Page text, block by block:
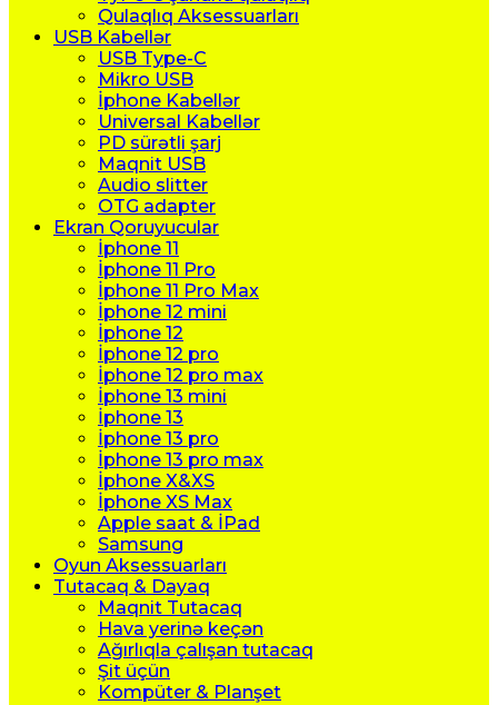
Qulaqlıq Aksessuarları
USB Kabellər
USB Type-C
Mikro USB
İphone Kabellər
Universal Kabellər
PD sürətli şarj
Maqnit USB
Audio slitter
OTG adapter
Ekran Qoruyucular
İphone 11
İphone 11 Pro
İphone 11 Pro Max
İphone 12 mini
İphone 12
İphone 12 pro
İphone 12 pro max
İphone 13 mini
İphone 13
İphone 13 pro
İphone 13 pro max
İphone X&XS
İphone XS Max
Apple saat & İPad
Samsung
Oyun Aksessuarları
Tutacaq & Dayaq
Maqnit Tutacaq
Hava yerinə keçən
Ağırlıqla çalışan tutacaq
Şit üçün
Kompüter & Planşet